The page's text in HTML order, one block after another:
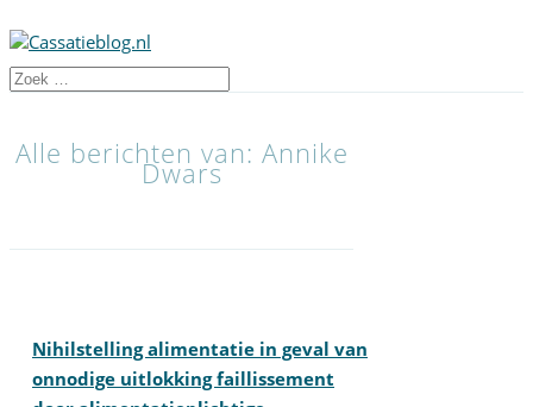
Alle berichten van: Annike
Dwars
Nihilstelling alimentatie in geval van
onnodige uitlokking faillissement